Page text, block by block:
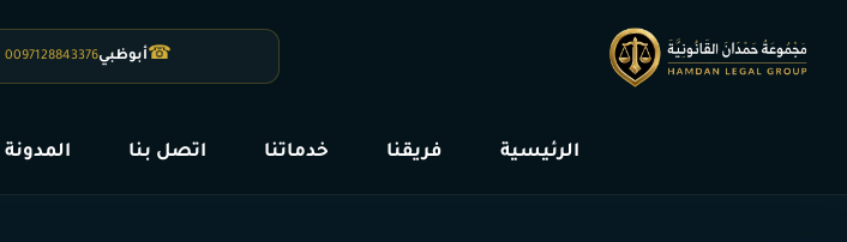
☎أبوظبي0097128843376
الرئيسية فريقنا خدماتنا اتصل بنا المدونة